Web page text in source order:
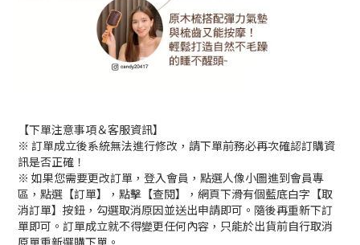
【下單注意事項＆客服資訊】
※ 訂單成立後系統無法進行修改，請下單前務必再次確認訂購資
訊是否正確！
※ 如果您需要更改訂單，登入會員，點選人像小圖進到會員專
區，點選【訂單】，點擊【查閱】，網頁下滑有個藍底白字【取
消訂單】按鈕，勾選取消原因並送出申請即可。隨後再重新下訂
單即可。訂單成立就不得變更任何內容，只能於出貨前自行取消